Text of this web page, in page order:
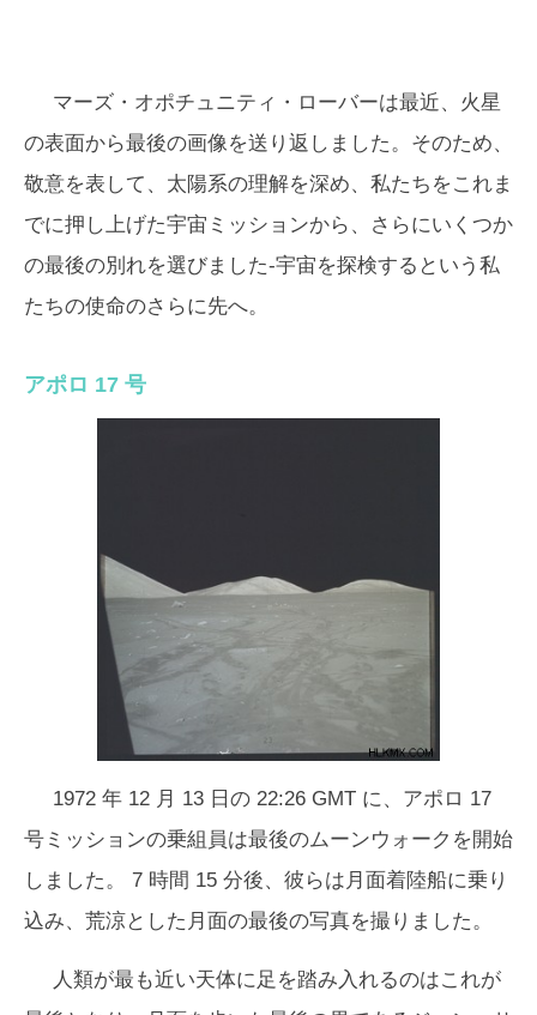
マーズ・オポチュニティ・ローバーは最近、火星
の表面から最後の画像を送り返しました。そのため、
敬意を表して、太陽系の理解を深め、私たちをこれま
でに押し上げた宇宙ミッションから、さらにいくつか
の最後の別れを選びました-宇宙を探検するという私
たちの使命のさらに先へ。
アポロ 17 号
1972 年 12 月 13 日の 22:26 GMT に、アポロ 17
号ミッションの乗組員は最後のムーンウォークを開始
しました。 7 時間 15 分後、彼らは月面着陸船に乗り
込み、荒涼とした月面の最後の写真を撮りました。
人類が最も近い天体に足を踏み入れるのはこれが